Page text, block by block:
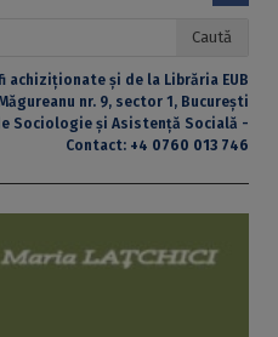
Caută
achiziționate și de la Librăria EUB
nr. 9, sector 1, București
Sociologie și Asistență Socială -
Contact: +4 0760 013 746